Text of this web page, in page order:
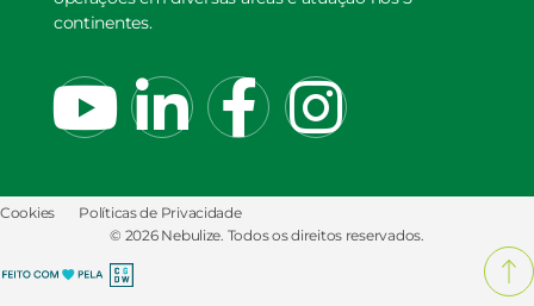
continentes.
Cookies
Políticas de Privacidade
© 2026 Nebulize. Todos os direitos reservados.